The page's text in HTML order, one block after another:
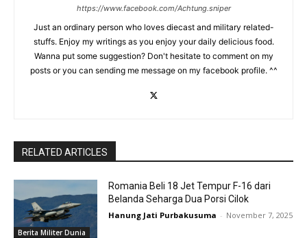
https://www.facebook.com/Achtung.sniper
Just an ordinary person who loves diecast and military related-
stuffs. Enjoy my writings as you enjoy your daily delicious food.
Wanna put some suggestion? Don't hesitate to comment on my
posts or you can sending me message on my facebook profile. ^^
RELATED ARTICLES
Berita Militer Dunia
Romania Beli 18 Jet Tempur F-16 dari
Belanda Seharga Dua Porsi Cilok
Hanung Jati Purbakusuma - November 7, 2025